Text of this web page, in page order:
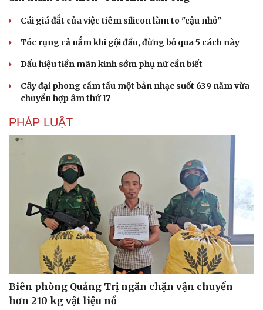
Cái giá đắt của việc tiêm silicon làm to "cậu nhỏ"
Tóc rụng cả nắm khi gội đầu, đừng bỏ qua 5 cách này
Dấu hiệu tiền mãn kinh sớm phụ nữ cần biết
Cây đại phong cầm tấu một bản nhạc suốt 639 năm vừa
chuyển hợp âm thứ 17
PHÁP LUẬT
Biên phòng Quảng Trị ngăn chặn vận chuyển
hơn 210 kg vật liệu nổ